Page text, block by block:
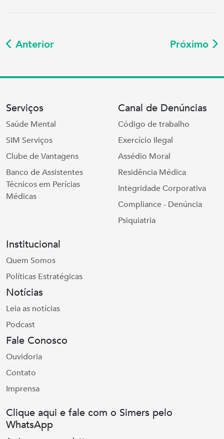
Anterior Próximo
Serviços
Saúde Mental
SIM Serviços
Clube de Vantagens
Banco de Assistentes
Técnicos em Perícias
Médicas
Canal de Denúncias
Código de trabalho
Exercício Ilegal
Assédio Moral
Residência Médica
Integridade Corporativa
Compliance - Denúncia
Psiquiatria
Institucional
Quem Somos
Políticas Estratégicas
Notícias
Leia as notícias
Podcast
Fale Conosco
Ouvidoria
Contato
Imprensa
Clique aqui e fale com o Simers pelo
WhatsApp